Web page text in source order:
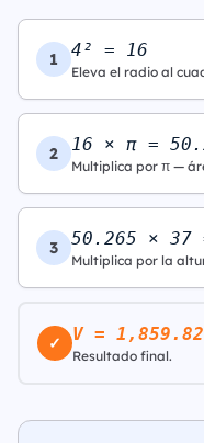
1 4² = 16
Eleva el radio al
2 16 × π =
Multiplica por π —
3 50.265 × 37
Multiplica por la
✓ V = 1,859.82
Resultado final.